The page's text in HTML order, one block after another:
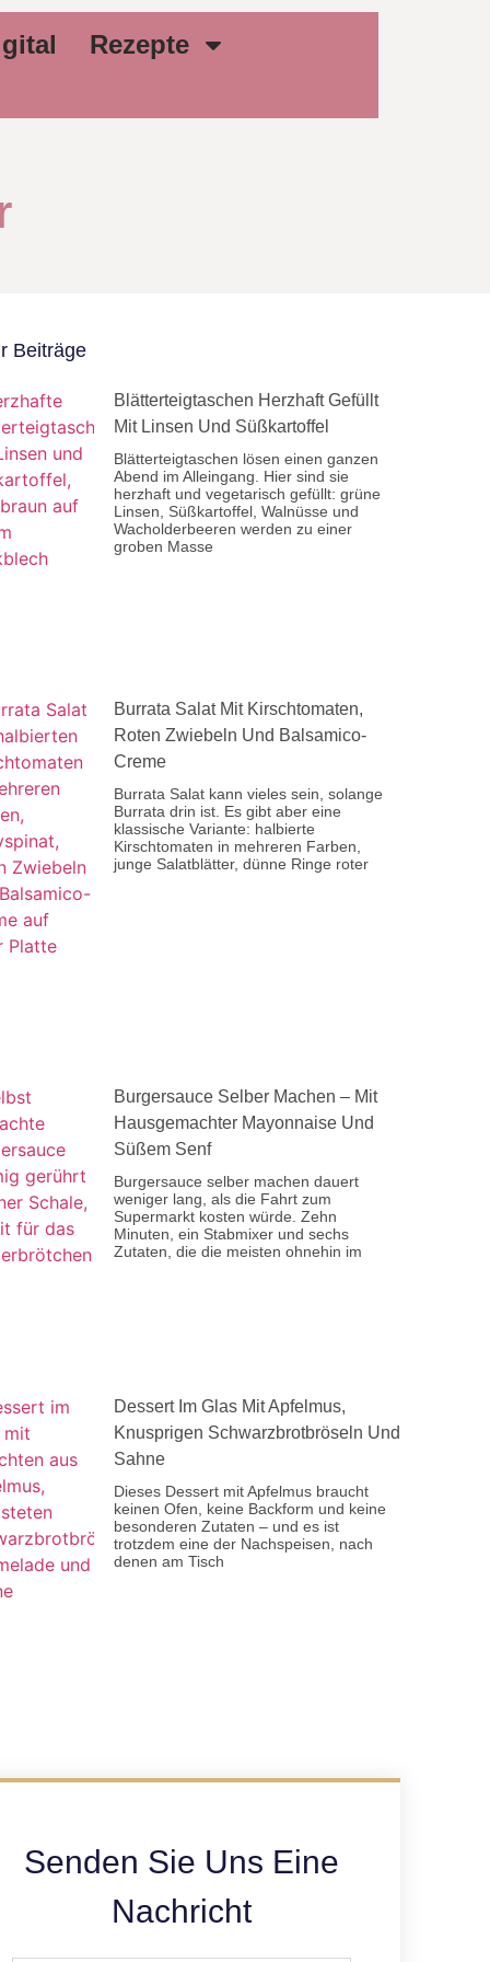
Rezepte
Beiträge
Blätterteigtaschen Herzhaft Gefüllt
Mit Linsen Und Süßkartoffel
Blätterteigtaschen lösen einen ganzen
Abend im Alleingang. Hier sind sie
herzhaft und vegetarisch gefüllt: grüne
Linsen, Süßkartoffel, Walnüsse und
Wacholderbeeren werden zu einer
groben Masse
Burrata Salat Mit Kirschtomaten,
Roten Zwiebeln Und Balsamico-
Creme
Burrata Salat kann vieles sein, solange
Burrata drin ist. Es gibt aber eine
klassische Variante: halbierte
Kirschtomaten in mehreren Farben,
junge Salatblätter, dünne Ringe roter
Burgersauce Selber Machen – Mit
Hausgemachter Mayonnaise Und
Süßem Senf
Burgersauce selber machen dauert
weniger lang, als die Fahrt zum
Supermarkt kosten würde. Zehn
Minuten, ein Stabmixer und sechs
Zutaten, die die meisten ohnehin im
Dessert Im Glas Mit Apfelmus,
Knusprigen Schwarzbrotbröseln Und
Sahne
Dieses Dessert mit Apfelmus braucht
keinen Ofen, keine Backform und keine
besonderen Zutaten – und es ist
trotzdem eine der Nachspeisen, nach
denen am Tisch
Senden Sie Uns Eine
Nachricht